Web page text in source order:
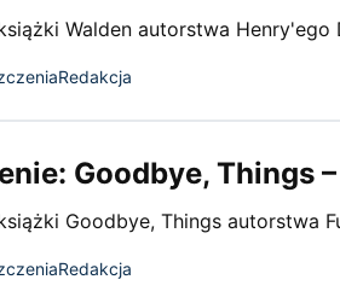
Walden autorstwa Henry'ego
Redakcja
Goodbye, Things
Goodbye, Things autorstwa
Redakcja